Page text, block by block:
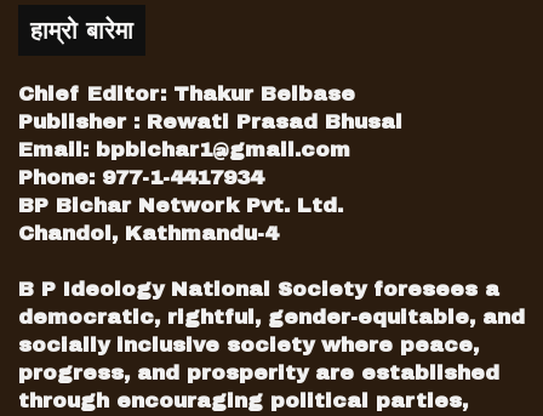
हाम्रो बारेमा
Chief Editor: Thakur Belbase
Publisher : Rewati Prasad Bhusal
Email: bpbichar1@gmail.com
Phone: 977-1-4417934
BP Bichar Network Pvt. Ltd.
Chandol, Kathmandu-4
B P Ideology National Society foresees a
democratic, rightful, gender-equitable, and
socially inclusive society where peace,
progress, and prosperity are established
through encouraging political parties,